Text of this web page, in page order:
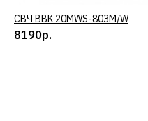
КУПИТЬ
СВЧ BBK 20MWS-803M/W
8190р.